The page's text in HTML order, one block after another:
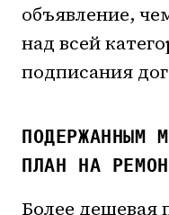
объявление,
над всей
подписания
ПОДЕРЖАННЫМ
ПЛАН НА
Более